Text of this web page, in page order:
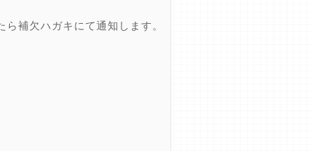
補欠ハガキにて通知します。